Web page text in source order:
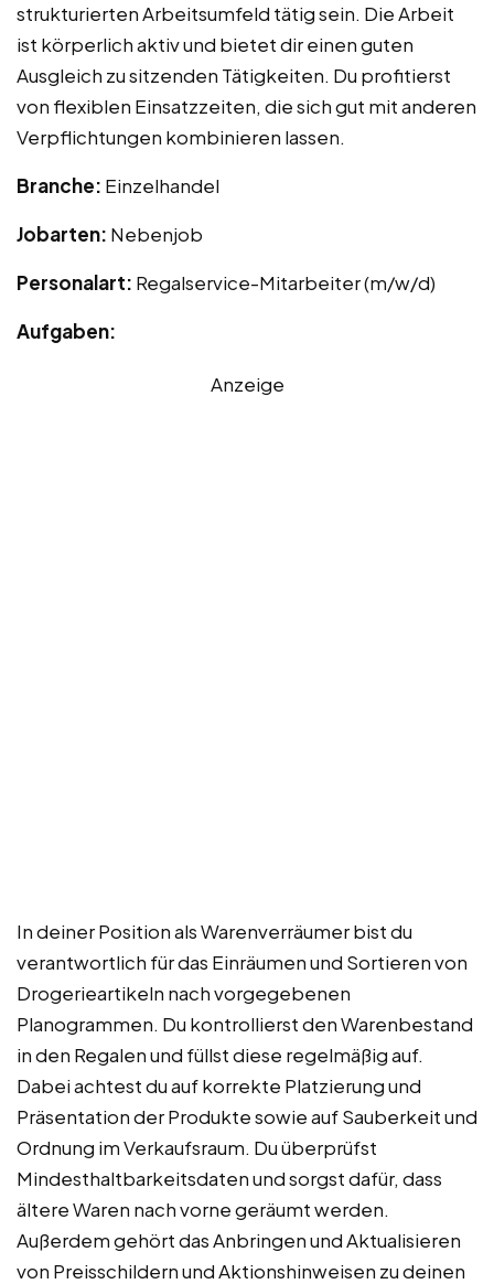
strukturierten Arbeitsumfeld tätig sein. Die Arbeit
ist körperlich aktiv und bietet dir einen guten
Ausgleich zu sitzenden Tätigkeiten. Du profitierst
von flexiblen Einsatzzeiten, die sich gut mit anderen
Verpflichtungen kombinieren lassen.
Branche: Einzelhandel
Jobarten: Nebenjob
Personalart: Regalservice-Mitarbeiter (m/w/d)
Aufgaben:
Anzeige
In deiner Position als Warenverräumer bist du
verantwortlich für das Einräumen und Sortieren von
Drogerieartikeln nach vorgegebenen
Planogrammen. Du kontrollierst den Warenbestand
in den Regalen und füllst diese regelmäßig auf.
Dabei achtest du auf korrekte Platzierung und
Präsentation der Produkte sowie auf Sauberkeit und
Ordnung im Verkaufsraum. Du überprüfst
Mindesthaltbarkeitsdaten und sorgst dafür, dass
ältere Waren nach vorne geräumt werden.
Außerdem gehört das Anbringen und Aktualisieren
von Preisschildern und Aktionshinweisen zu deinen